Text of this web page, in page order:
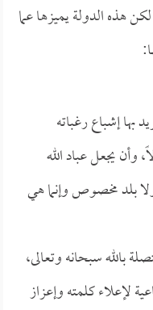
هذه الدولة يميزها عما
بها إشباع رغباته
وأن يجعل عباد الله
بلد مخصوص وإنما هي
بالله سبحانه وتعالى،
لإعلاء كلمته وإعزاز